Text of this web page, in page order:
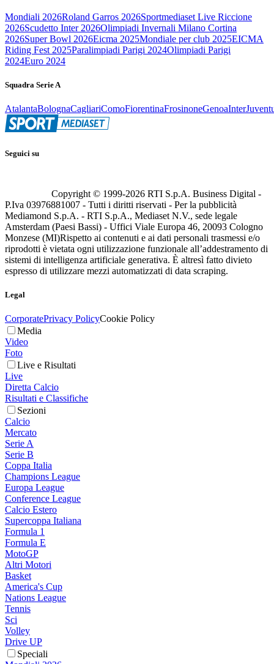
Mondiali 2026Roland Garros 2026Sportmediaset Live Riccione
2026Scudetto Inter 2026Olimpiadi Invernali Milano Cortina
2026Super Bowl 2026Eicma 2025Mondiale per club 2025EICMA
Riding Fest 2025Paralimpiadi Parigi 2024Olimpiadi Parigi
2024Euro 2024
Squadra Serie A
AtalantaBolognaCagliariComoFiorentinaFrosinoneGenoaInter
Seguici su
Copyright © 1999-2026 RTI S.p.A. Business Digital -
P.Iva 03976881007 - Tutti i diritti riservati - Per la pubblicità
Mediamond S.p.A. - RTI S.p.A., Mediaset N.V., sede legale
Amsterdam (Paesi Bassi) - Uffici Viale Europa 46, 20093 Cologno
Monzese (MI)Rispetto ai contenuti e ai dati personali trasmessi e/o
riprodotti è vietata ogni utilizzazione funzionale all’addestramento di
sistemi di intelligenza artificiale generativa. È altresì fatto divieto
espresso di utilizzare mezzi automatizzati di data scraping.
Legal
CorporatePrivacy PolicyCookie Policy
Media
Video
Foto
Live e Risultati
Live
Diretta Calcio
Risultati e Classifiche
Sezioni
Calcio
Mercato
Serie A
Serie B
Coppa Italia
Champions League
Europa League
Conference League
Calcio Estero
Supercoppa Italiana
Formula 1
Formula E
MotoGP
Altri Motori
Basket
America's Cup
Nations League
Tennis
Sci
Volley
Drive UP
Speciali